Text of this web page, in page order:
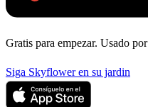
Gratis para empezar. Usado
Siga Skyflower en su jardin